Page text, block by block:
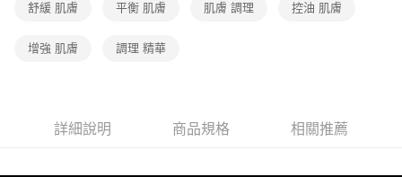
舒緩 肌膚 平衡 肌膚 肌膚 調理 控油 肌膚
增強 肌膚 調理 精華
詳細說明 商品規格 相關推薦